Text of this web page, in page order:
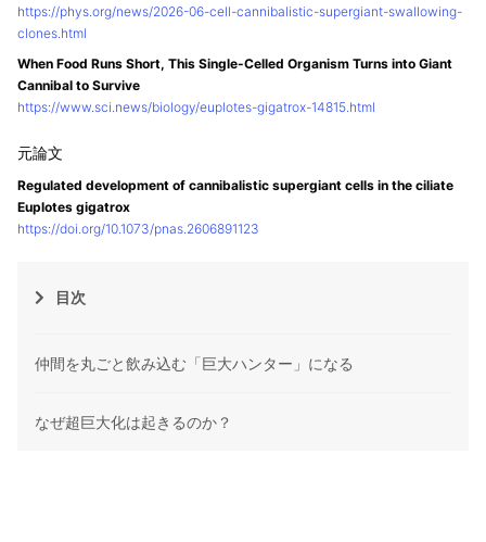
https://phys.org/news/2026-06-cell-cannibalistic-supergiant-swallowing-
clones.html
When Food Runs Short, This Single-Celled Organism Turns into Giant
Cannibal to Survive
https://www.sci.news/biology/euplotes-gigatrox-14815.html
Regulated development of cannibalistic supergiant cells in the ciliate
Euplotes gigatrox
https://doi.org/10.1073/pnas.2606891123
目次
仲間を丸ごと飲み込む「巨大ハンター」になる
なぜ超巨大化は起きるのか？